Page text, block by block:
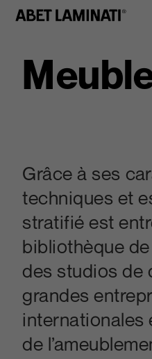
Grâce à ses
techniques et
stratifié est
bibliothèque
des studios de
grandes
internationales
de